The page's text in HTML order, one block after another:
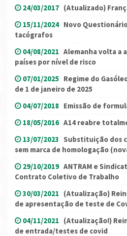
24/03/2017 (Atualizado)
15/11/2024 Novo
tacógrafos
04/08/2021 Alemanha volta a
países por nível de risco
07/01/2025 Regime do
de 1 de janeiro de 2025
04/07/2018 Emissão de
18/05/2016 A14 reabre
13/07/2023 Substituição dos
sem marca de homologação
29/10/2019 ANTRAM e
Contrato Coletivo de Trabalho
30/03/2021 (Atualização)
de apresentação de teste de
04/11/2021 (Atualização!)
de entrada/testes de covid